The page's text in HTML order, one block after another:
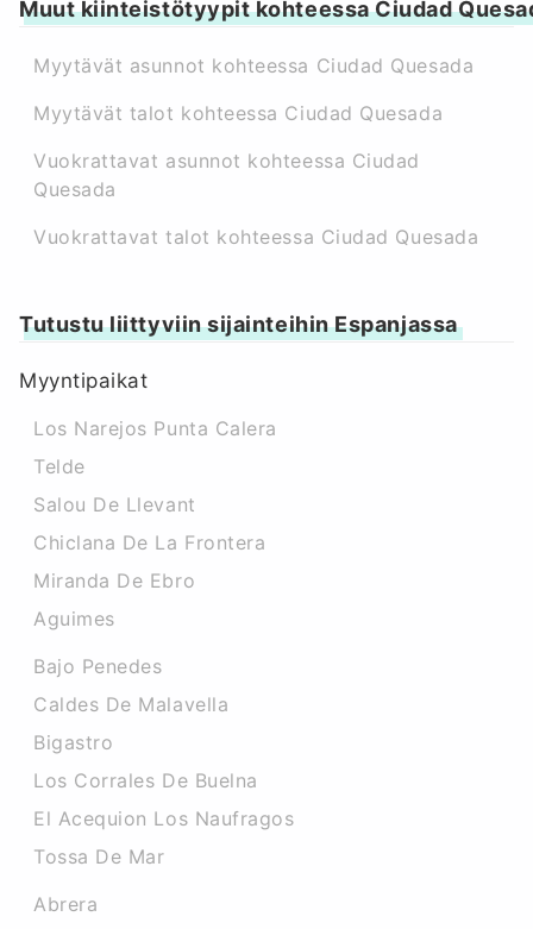
Muut kiinteistötyypit kohteessa Ciudad
Myytävät asunnot kohteessa Ciudad Quesada
Myytävät talot kohteessa Ciudad Quesada
Vuokrattavat asunnot kohteessa Ciudad
Quesada
Vuokrattavat talot kohteessa Ciudad Quesada
Tutustu liittyviin sijainteihin Espanjassa
Myyntipaikat
Los Narejos Punta Calera
Telde
Salou De Llevant
Chiclana De La Frontera
Miranda De Ebro
Aguimes
Bajo Penedes
Caldes De Malavella
Bigastro
Los Corrales De Buelna
El Acequion Los Naufragos
Tossa De Mar
Abrera